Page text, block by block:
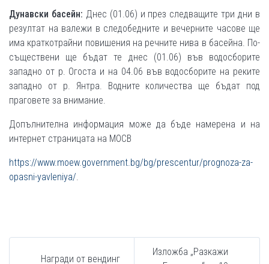
Дунавски басейн: Днес (01.06) и през следващите три дни в
резултат на валежи в следобедните и вечерните часове ще
има краткотрайни повишения на речните нива в басейна. По-
съществени ще бъдат те днес (01.06) във водосборите
западно от р. Огоста и на 04.06 във водосборите на реките
западно от р. Янтра. Водните количества ще бъдат под
праговете за внимание.
Допълнителна информация може да бъде намерена и на
интернет страницата на МОСВ
https://www.moew.government.bg/bg/prescentur/prognoza-za-
opasni-yavleniya/
Награди от вендинг
Изложба „Разкажи